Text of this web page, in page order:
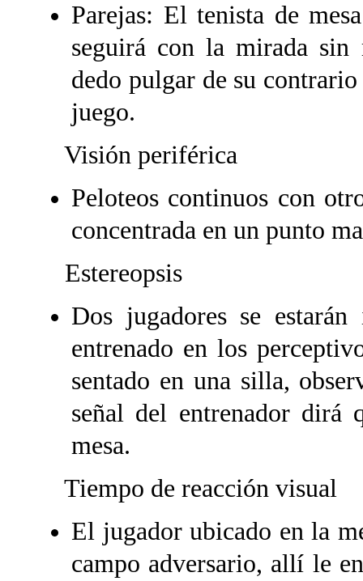
Parejas: El tenista de
seguirá con la mirada
dedo pulgar de su
juego.
Visión periférica
Peloteos continuos con
concentrada en un punto
Estereopsis
Dos jugadores se
entrenado en los
sentado en una silla,
señal del entrenador dirá
mesa.
Tiempo de reacción visual
El jugador ubicado en la
campo adversario, allí le